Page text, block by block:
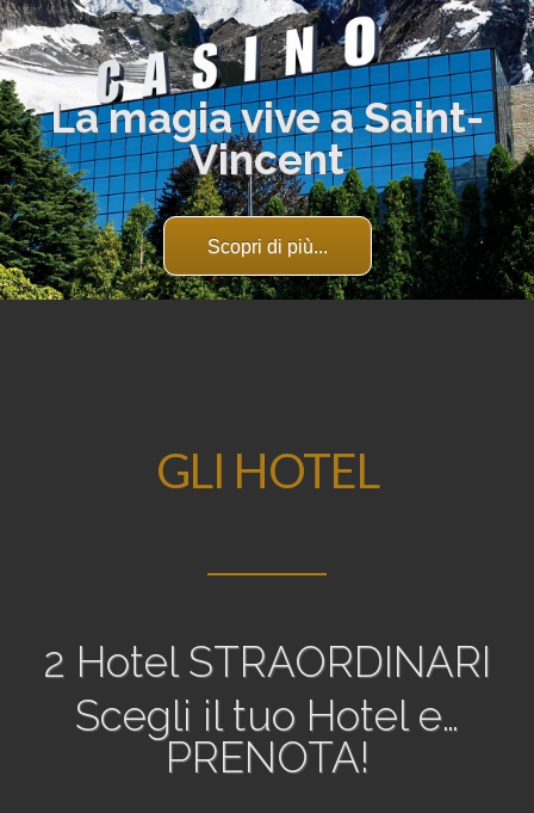
La magia vive a Saint-
Vincent
Scopri di più...
GLI HOTEL
2 Hotel STRAORDINARI
Scegli il tuo Hotel e…
PRENOTA!